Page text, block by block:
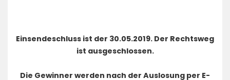
Einsendeschluss ist der 30.05.2019. Der Rechtsweg
ist ausgeschlossen.
Die Gewinner werden nach der Auslosung per E-